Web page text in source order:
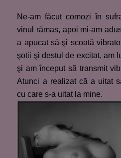
Ne-am făcut comozi în
vinul rămas, apoi mi-am
a apucat să-şi scoată
şotii şi destul de excitat, am
şi am început să transmit
Atunci a realizat că a uitat
cu care s-a uitat la mine.